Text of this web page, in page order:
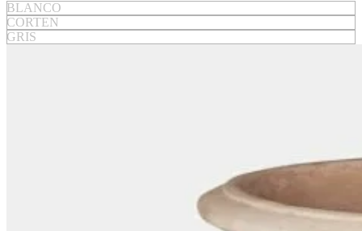
BLANCO
CORTEN
GRIS